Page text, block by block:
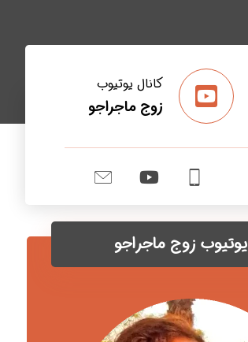
کانال یوتیوب
زوج ماجراجو
یوتیوب زوج ماجراجو